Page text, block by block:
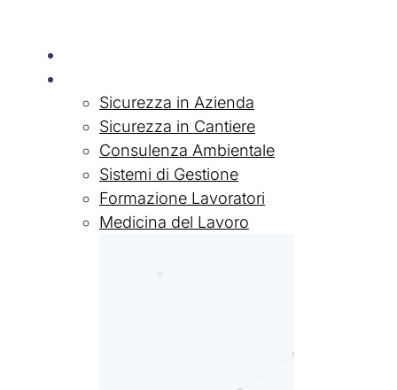
Sicurezza in Azienda
Sicurezza in Cantiere
Consulenza Ambientale
Sistemi di Gestione
Formazione Lavoratori
Medicina del Lavoro